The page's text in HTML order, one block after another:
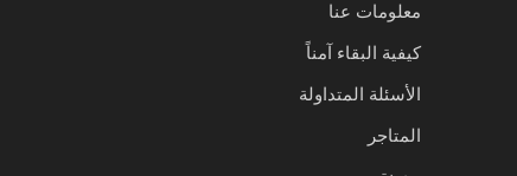
معلومات عنا
كيفية البقاء آمناً
الأسئلة المتداولة
المتاجر